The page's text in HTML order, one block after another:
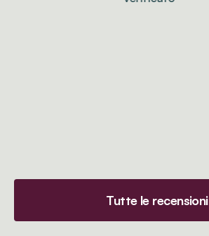
Tutte le recensioni